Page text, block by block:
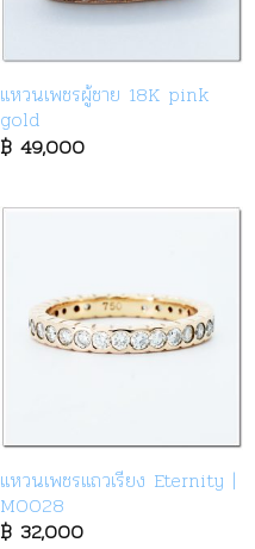
แหวนเพชรผู้ชาย 18K pink
gold
฿49,000
แหวนเพชรแถวเรียง Eternity |
M0028
฿32,000